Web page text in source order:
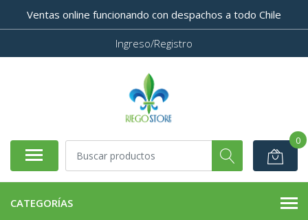
Ventas online funcionando con despachos a todo Chile
Ingreso/Registro
0
CATEGORÍAS